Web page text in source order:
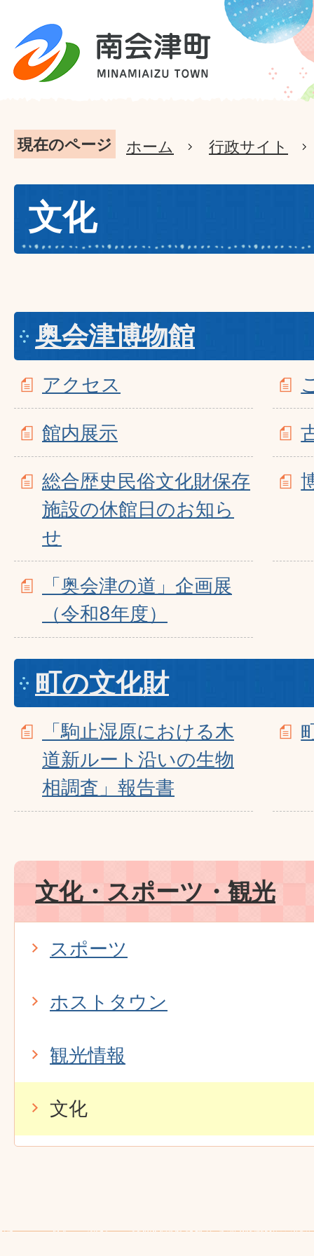
現在のページ ホーム 行政サイト
文化
奥会津博物館
アクセス
館内展示
総合歴史民俗文化財保存
施設の休館日のお知ら
せ
「奥会津の道」企画展
（令和8年度）
町の文化財
「駒止湿原における木
道新ルート沿いの生物
相調査」報告書
文化・スポーツ・観光
スポーツ
ホストタウン
観光情報
文化